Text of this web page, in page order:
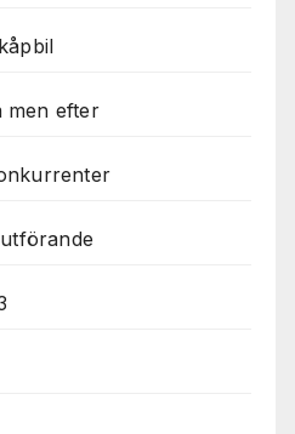
men efter